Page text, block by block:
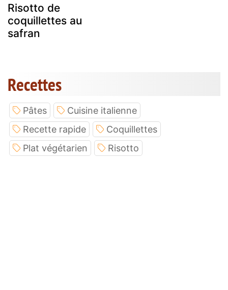
Risotto de
coquillettes au
safran
Recettes
Pâtes
Cuisine italienne
Recette rapide
Coquillettes
Plat végétarien
Risotto